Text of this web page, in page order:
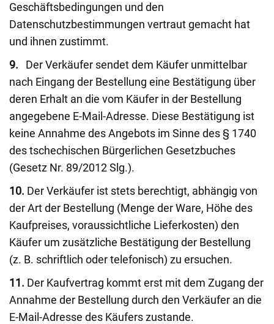
Geschäftsbedingungen und den
Datenschutzbestimmungen vertraut gemacht hat
und ihnen zustimmt.
9. Der Verkäufer sendet dem Käufer unmittelbar
nach Eingang der Bestellung eine Bestätigung über
deren Erhalt an die vom Käufer in der Bestellung
angegebene E-Mail-Adresse. Diese Bestätigung ist
keine Annahme des Angebots im Sinne des § 1740
des tschechischen Bürgerlichen Gesetzbuches
(Gesetz Nr. 89/2012 Slg.).
10. Der Verkäufer ist stets berechtigt, abhängig von
der Art der Bestellung (Menge der Ware, Höhe des
Kaufpreises, voraussichtliche Lieferkosten) den
Käufer um zusätzliche Bestätigung der Bestellung
(z. B. schriftlich oder telefonisch) zu ersuchen.
11. Der Kaufvertrag kommt erst mit dem Zugang der
Annahme der Bestellung durch den Verkäufer an die
E-Mail-Adresse des Käufers zustande.